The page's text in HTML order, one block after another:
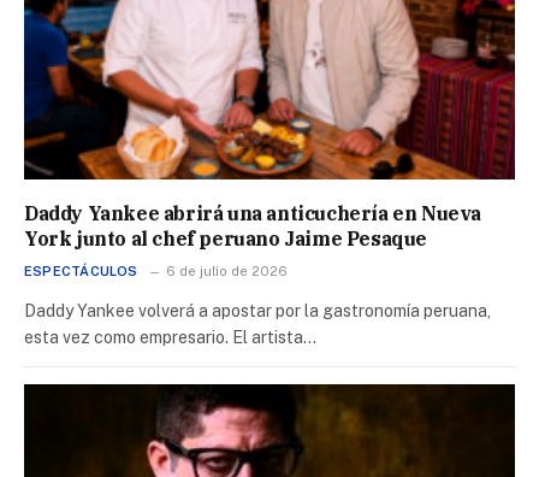
Daddy Yankee abrirá una anticuchería en Nueva
York junto al chef peruano Jaime Pesaque
ESPECTÁCULOS 6 de julio de 2026
Daddy Yankee volverá a apostar por la gastronomía peruana,
esta vez como empresario. El artista…